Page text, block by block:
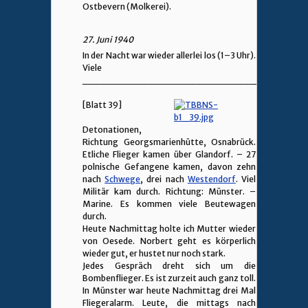
Ostbevern (Molkerei).
27. Juni 1940
In der Nacht war wieder allerlei los (1–3 Uhr).
Viele
[Blatt 39]
Detonationen,
Richtung Georgsmarienhütte, Osnabrück.
Etliche Flieger kamen über Glandorf. – 27
polnische Gefangene kamen, davon zehn
nachSchwege, drei nach Westendorf. Viel
Militär kam durch. Richtung: Münster. –
Marine. Es kommen viele Beutewagen
durch.
Heute Nachmittag holte ich Mutter wieder
von Oesede. Norbert geht es körperlich
wieder gut, er hustet nur noch stark.
Jedes Gespräch dreht sich um die
Bombenflieger. Es ist zurzeit auch ganz toll.
In Münster war heute Nachmittag drei Mal
Fliegeralarm. Leute, die mittags nach